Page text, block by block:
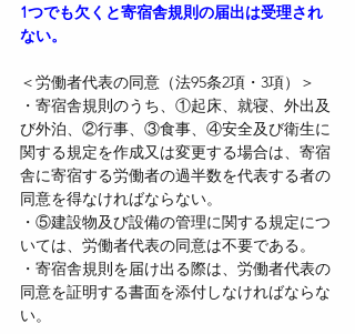
1つでも欠くと寄宿舎規則の届出は受理され
ない。
＜労働者代表の同意（法95条2項・3項）＞
・寄宿舎規則のうち、①起床、就寝、外出及
び外泊、②行事、③食事、④安全及び衛生に
関する規定を作成又は変更する場合は、寄宿
舎に寄宿する労働者の過半数を代表する者の
同意を得なければならない。
・⑤建設物及び設備の管理に関する規定につ
いては、労働者代表の同意は不要である。
・寄宿舎規則を届け出る際は、労働者代表の
同意を証明する書面を添付しなければならな
い。